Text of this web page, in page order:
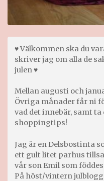
♥ Välkommen ska du
skriver jag om alla de
julen ♥
Mellan augusti och
Övriga månader får ni
vad det innebär, samt
shoppingtips!
Jag är en Delsbostinta
ett gult litet parhus
vår son Emil som föddes
På höst/vintern